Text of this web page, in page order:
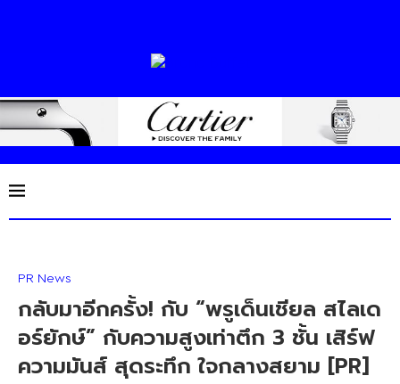
PR News
กลับมาอีกครั้ง! กับ “พรูเด็นเชียล สไลเด
อร์ยักษ์” กับความสูงเท่าตึก 3 ชั้น เสิร์ฟ
ความมันส์ สุดระทึก ใจกลางสยาม [PR]